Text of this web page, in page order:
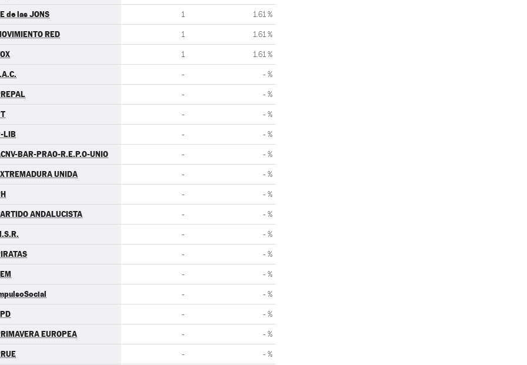
de las JONS 1 1.61 %
RED 1 1.61 %
1 1.61 %
- - %
- - %
- - %
LIB - - %
BAR-PRAO-R.E.P.O-UNIO - - %
UNIDA - - %
- - %
ANDALUCISTA - - %
- - %
- - %
- - %
- - %
- - %
EUROPEA - - %
- - %